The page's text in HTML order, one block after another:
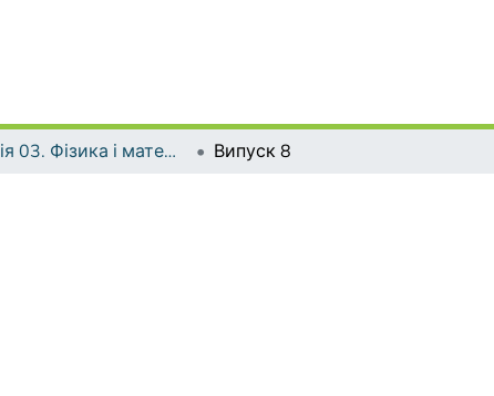
Серія 03. Фізика і математика у вищій і середній школі Випуск 8